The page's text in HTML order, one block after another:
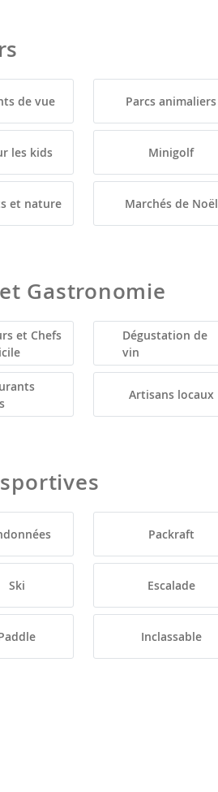
de vue Parcs animaliers
les kids Minigolf
et nature Marchés de Noël
Gastronomie
et Chefs
Dégustation de
vin
Artisans locaux
Packraft
Ski Escalade
Inclassable